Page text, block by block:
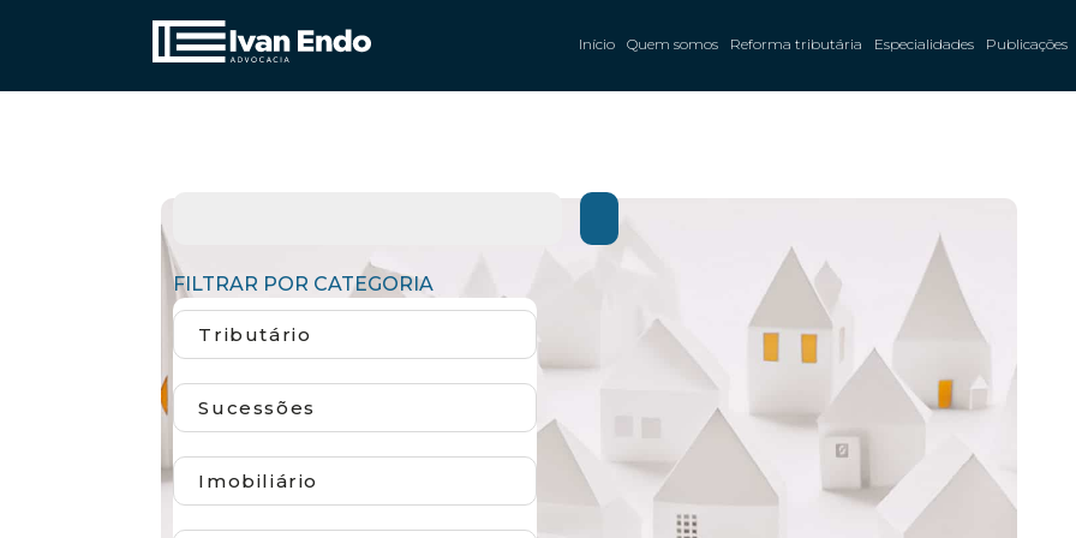
Início Quem somos Reforma tributária Especialidades Publicações
FILTRAR POR CATEGORIA
Tributário
Sucessões
Imobiliário